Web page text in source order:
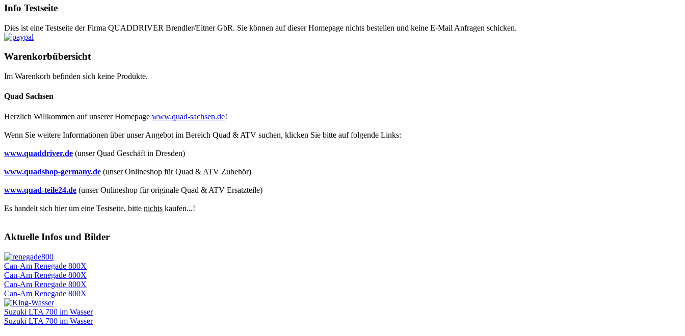
Info Testseite
Dies ist eine Testseite der Firma QUADDRIVER Brendler/Eitner GbR. Sie können auf dieser Homepage nichts bestellen und keine E-Mail Anfragen schicken.
Warenkorbübersicht
Im Warenkorb befinden sich keine Produkte.
Quad Sachsen
Herzlich Willkommen auf unserer Homepage www.quad-sachsen.de!
Wenn Sie weitere Informationen über unser Angebot im Bereich Quad & ATV suchen, klicken Sie bitte auf folgende Links:
www.quaddriver.de (unser Quad Geschäft in Dresden)
www.quadshop-germany.de (unser Onlineshop für Quad & ATV Zubehör)
www.quad-teile24.de (unser Onlineshop für originale Quad & ATV Ersatzteile)
Es handelt sich hier um eine Testseite, bitte nichts kaufen...!
Aktuelle Infos und Bilder
Can-Am Renegade 800X
Can-Am Renegade 800X
Can-Am Renegade 800X
Can-Am Renegade 800X
Suzuki LTA 700 im Wasser
Suzuki LTA 700 im Wasser